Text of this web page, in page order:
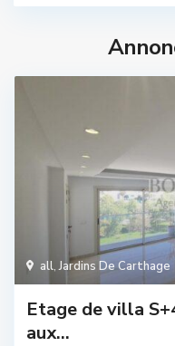
all,Jardins De Carthage
Etage de villa
aux...